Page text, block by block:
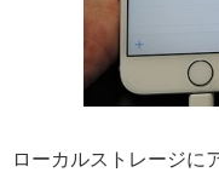
ローカルストレージに